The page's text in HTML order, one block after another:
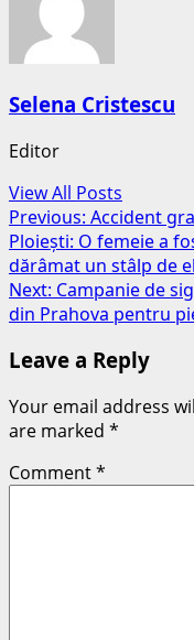
Selena Cristescu
Editor
View All Posts
Post
navigation
Previous: Accident
Ploiești: O femeie a
dărâmat un stâlp de
Next: Campanie de
din Prahova pentru
Leave a Reply
Your email address
are marked *
Comment*